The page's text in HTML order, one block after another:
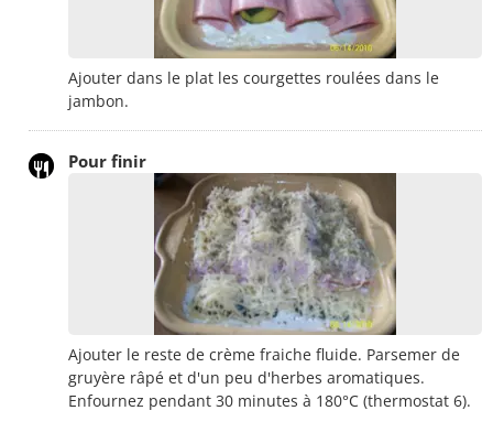
Ajouter dans le plat les courgettes roulées dans le
jambon.
Pour finir
Ajouter le reste de crème fraiche fluide. Parsemer de
gruyère râpé et d'un peu d'herbes aromatiques.
Enfournez pendant 30 minutes à 180°C (thermostat 6).